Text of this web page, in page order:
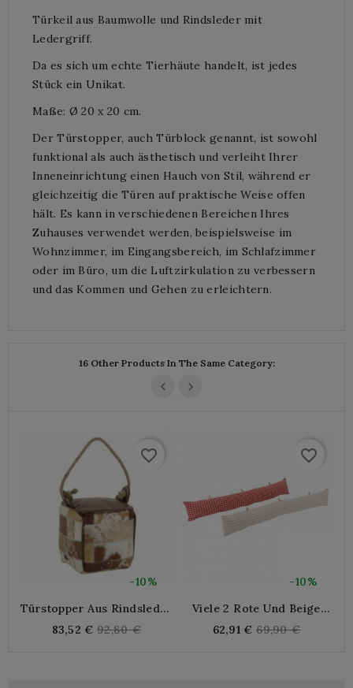
Türkeil aus Baumwolle und Rindsleder mit
Ledergriff.
Da es sich um echte Tierhäute handelt, ist jedes
Stück ein Unikat.
Maße: Ø 20 x 20 cm.
Der Türstopper, auch Türblock genannt, ist sowohl
funktional als auch ästhetisch und verleiht Ihrer
Inneneinrichtung einen Hauch von Stil, während er
gleichzeitig die Türen auf praktische Weise offen
hält. Es kann in verschiedenen Bereichen Ihres
Zuhauses verwendet werden, beispielsweise im
Wohnzimmer, im Eingangsbereich, im Schlafzimmer
oder im Büro, um die Luftzirkulation zu verbessern
und das Kommen und Gehen zu erleichtern.
16 Other Products In The Same Category:
-10%
favorite_border
Türstopper Aus Rindsleder
2,25 Kg
83,52 € Regular
92,80 €
-10%
favorite_border
Viele 2 Rote Und Beige
Mops | Rustikale
62,91 € Regular
69,90 €